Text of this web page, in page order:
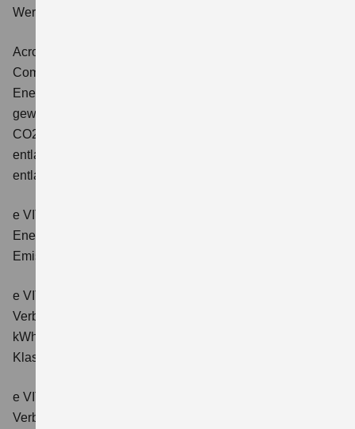
Wert der CO2-Emission: 102 g/km; CO2-Klasse: C.
Across 2.5 PLUG-IN HYBRID CVT
Comfort+
Energieverbrauch: 17,1kWh/100km plus 1,0 l/100 km;
gewichtet kombinierter Wert der CO2-Emission: 22 g/km;
CO2-Klasse: B; kombinierter Kraftstoffverbrauch bei
entladener Batterie: 6,6 l/100km; CO2-Klasse (bei
entladener Batterie): E.
e VITARA eAxle Club (49 kWh-Batterie)
Energieverbrauch kombiniert: 14,9 kWh/100km; CO₂-
Emissionen kombiniert: 0 g/km; CO₂-Klasse: A.
e VITARA eAxle Comfort (61 kWh-Batterie)
Verbrauchswerte: Energieverbrauch kombiniert: 15,1
kWh/100km; CO₂-Emissionen kombiniert: 0 g/km; CO₂-
Klasse: A.
e VITARA eAxle ALLGRIP-e Comfort (61 kWh-Batterie)
Verbrauchswerte: Energieverbrauch kombiniert: 16,6